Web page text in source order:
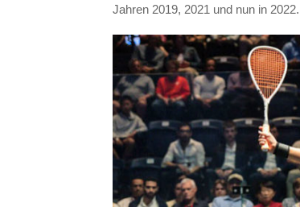
Jahren 2019, 2021 und nun in 2022.